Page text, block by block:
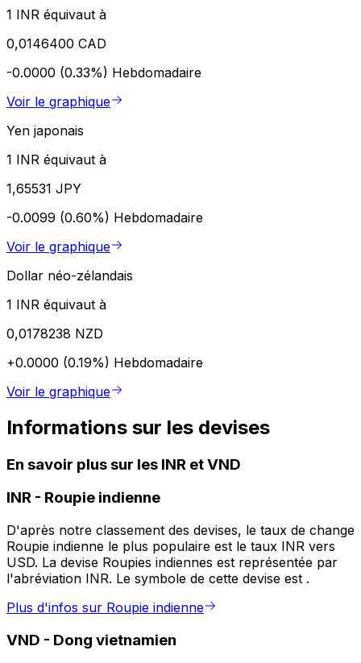
1 INR équivaut à
0,0146400 CAD
-0.0000 (0.33%) Hebdomadaire
Voir le graphique
Yen japonais
1 INR équivaut à
1,65531 JPY
-0.0099 (0.60%) Hebdomadaire
Voir le graphique
Dollar néo-zélandais
1 INR équivaut à
0,0178238 NZD
+0.0000 (0.19%) Hebdomadaire
Voir le graphique
Informations sur les devises
En savoir plus sur les INR et VND
INR - Roupie indienne
D'après notre classement des devises, le taux de change
Roupie indienne le plus populaire est le taux INR vers
USD. La devise Roupies indiennes est représentée par
l'abréviation INR. Le symbole de cette devise est ₹.
Plus d'infos sur Roupie indienne
VND - Dong vietnamien